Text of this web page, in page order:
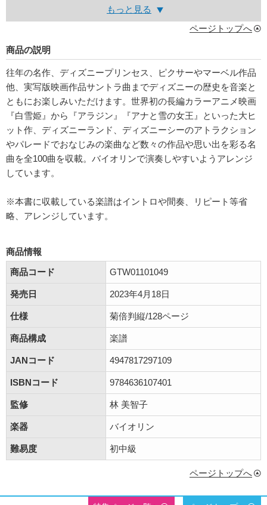
もっと見る
ページトップへ
商品の説明
往年の名作、ディズニープリンセス、ピクサーやマーベル作品
他、実写版映画作品サントラ曲までディズニーの歴史を音楽と
ともにお楽しみいただけます。世界初の長編カラーアニメ映画
『白雪姫』から『アラジン』『アナと雪の女王』といった大ヒ
ット作、ディズニーランド、ディズニーシーのアトラクション
やパレードでおなじみの楽曲など数々の作品や思い出を彩る名
曲を全100曲を収載。バイオリンで演奏しやすいようアレンジ
しています。
※本書に収載している楽譜はイントロや間奏、リピート等省
略、アレンジしています。
商品情報
商品コード
GTW01101049
発売日 2023年4月18日
仕様 菊倍判縦/128ページ
商品構成 楽譜
JANコード 4947817297109
ISBNコード 9784636107401
監修 林 美智子
楽器 バイオリン
難易度 初中級
ページトップへ